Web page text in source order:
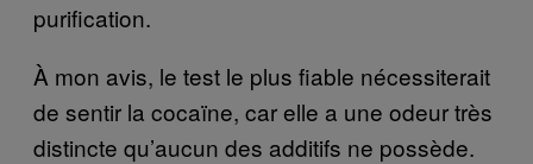
purification.
À mon avis, le test le plus fiable nécessiterait
de sentir la cocaïne, car elle a une odeur très
distincte qu’aucun des additifs ne possède.